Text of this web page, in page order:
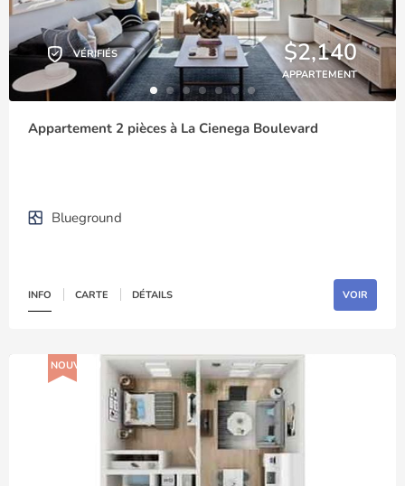
VÉRIFIÉS $2,140
APPARTEMENT
Appartement 2 pièces à La Cienega Boulevard
Blueground
INFO CARTE DÉTAILS VOIR
NOUVEAU